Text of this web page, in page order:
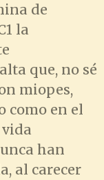
de
la
que, no sé
miopes,
como en el
han
al carecer